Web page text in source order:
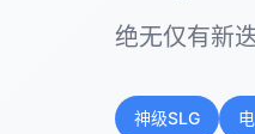
绝无仅有新
神级SLG